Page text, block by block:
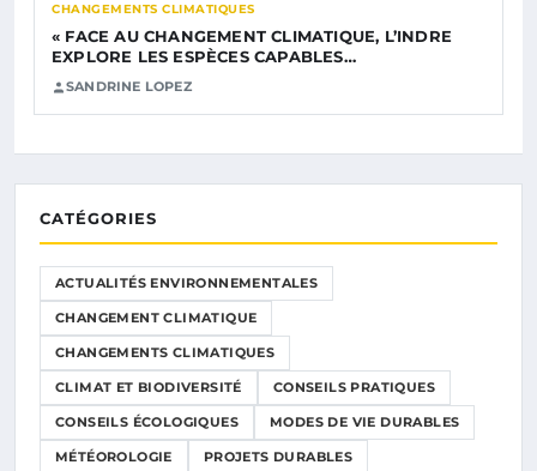
CHANGEMENTS CLIMATIQUES
« FACE AU CHANGEMENT CLIMATIQUE, L’INDRE
EXPLORE LES ESPÈCES CAPABLES…
SANDRINE LOPEZ
CATÉGORIES
ACTUALITÉS ENVIRONNEMENTALES
CHANGEMENT CLIMATIQUE
CHANGEMENTS CLIMATIQUES
CLIMAT ET BIODIVERSITÉ CONSEILS PRATIQUES
CONSEILS ÉCOLOGIQUES MODES DE VIE DURABLES
MÉTÉOROLOGIE PROJETS DURABLES